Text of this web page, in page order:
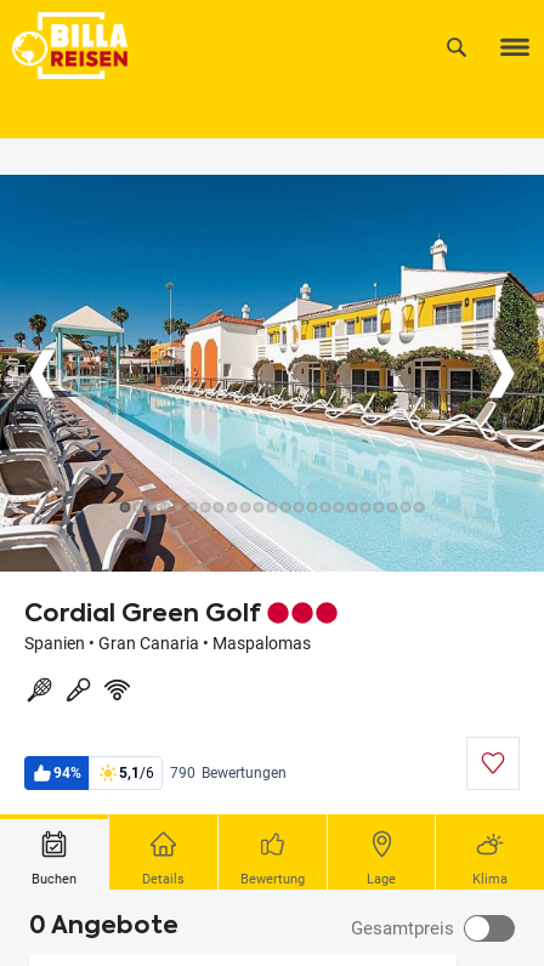
Cordial Green Golf
Spanien • Gran Canaria • Maspalomas
94% 5,1 /6 790 Bewertungen
Buchen Details Bewertung Lage Klima
0 Angebote Gesamtpreis